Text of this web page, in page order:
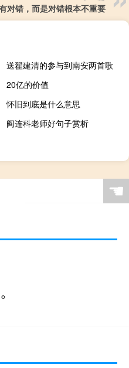
对错，而是对错根本不重要
送翟建清的参与到南安两首歌
20亿的价值
怀旧到底是什么意思
阎连科老师好句子赏析
☚